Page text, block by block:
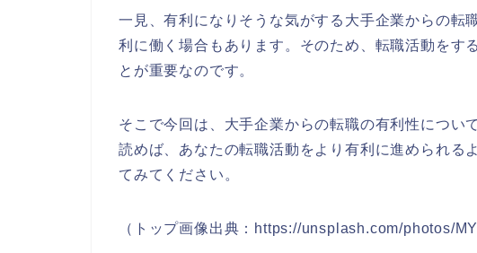
一見、有利になりそうな気がする大手企業からの転
利に働く場合もあります。そのため、転職活動をす
とが重要なのです。
そこで今回は、大手企業からの転職の有利性につい
読めば、あなたの転職活動をより有利に進められる
てみてください。
（トップ画像出典：https://unsplash.com/photos/